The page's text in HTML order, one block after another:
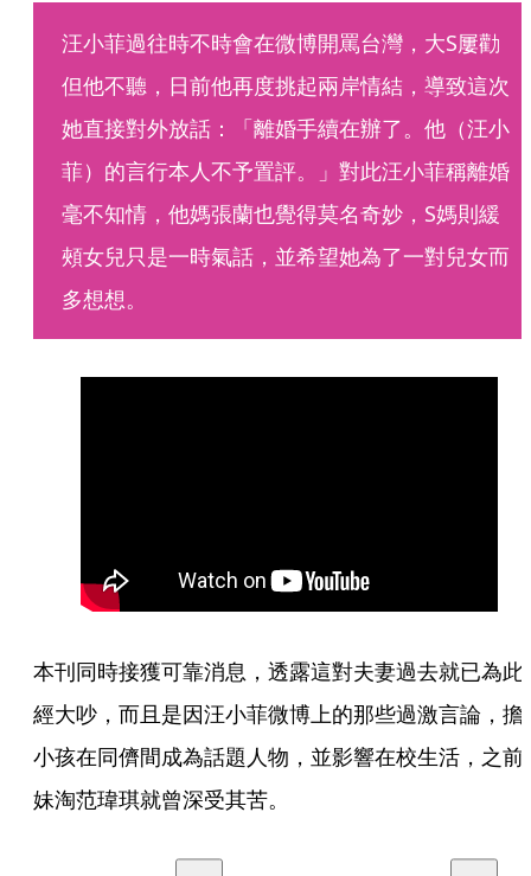
汪小菲過往時不時會在微博開罵台灣，大S屢勸
但他不聽，日前他再度挑起兩岸情結，導致這次
她直接對外放話：「離婚手續在辦了。他（汪小
菲）的言行本人不予置評。」對此汪小菲稱離婚
毫不知情，他媽張蘭也覺得莫名奇妙，S媽則緩
頰女兒只是一時氣話，並希望她為了一對兒女而
多想想。
本刊同時接獲可靠消息，透露這對夫妻過去就已為此
經大吵，而且是因汪小菲微博上的那些過激言論，擔
小孩在同儕間成為話題人物，並影響在校生活，之前
妹淘范瑋琪就曾深受其苦。